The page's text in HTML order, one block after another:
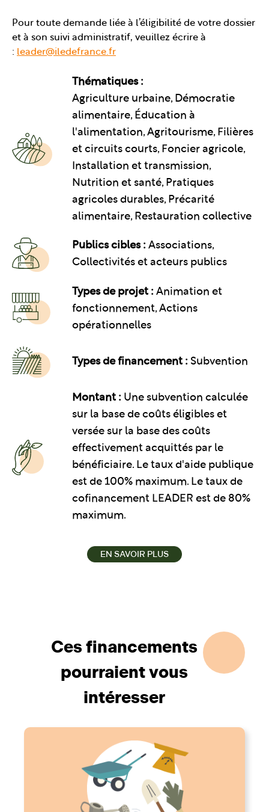
Pour toute demande liée à l’éligibilité de votre dossier
et à son suivi administratif, veuillez écrire à
: leader@iledefrance.fr
Thématiques :
Agriculture urbaine, Démocratie
alimentaire, Éducation à
l'alimentation, Agritourisme, Filières
et circuits courts, Foncier agricole,
Installation et transmission,
Nutrition et santé, Pratiques
agricoles durables, Précarité
alimentaire, Restauration collective
Publics cibles : Associations,
Collectivités et acteurs publics
Types de projet : Animation et
fonctionnement, Actions
opérationnelles
Types de financement : Subvention
Montant : Une subvention calculée
sur la base de coûts éligibles et
versée sur la base des coûts
effectivement acquittés par le
bénéficiaire. Le taux d'aide publique
est de 100% maximum. Le taux de
cofinancement LEADER est de 80%
maximum.
EN SAVOIR PLUS
Ces financements
pourraient vous
intéresser